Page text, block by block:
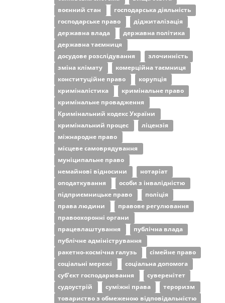
воєнний стан
господарська діяльність
господарське право
діджиталізація
державна влада
державна політика
державна таємниця
досудове розслідування
злочинність
зміна клімату
комерційна таємниця
конституційне право
корупція
криміналістика
кримінальне право
кримінальне провадження
Кримінальний кодекс України
кримінальний процес
ліцензія
міжнародне право
місцеве самоврядування
муніципальне право
немайнові відносини
нотаріат
оподаткування
особи з інвалідністю
підприємницьке право
поліція
права людини
правове регулювання
правоохоронні органи
працевлаштування
публічна влада
публічне адміністрування
ракетно-космічна галузь
сімейне право
соціальні мережі
соціальна допомога
суб’єкт господарювання
суверенітет
судоустрій
суміжні права
тероризм
товариство з обмеженою відповідальністю